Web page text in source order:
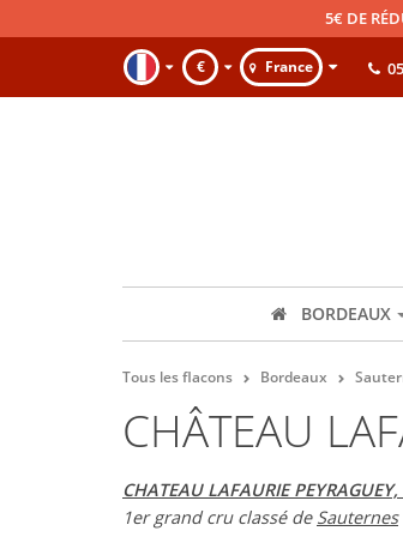
5€ DE
€ France
BORDEAUX
Tous les flacons Bordeaux
CHÂTEAU
CHATEAU LAFAURIE
1er grand cru classé de Sauternes